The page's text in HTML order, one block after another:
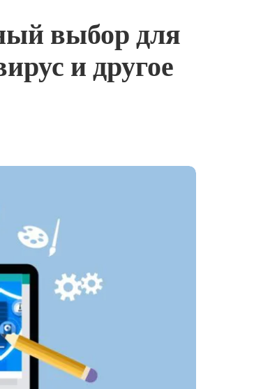
выбор для
и другое